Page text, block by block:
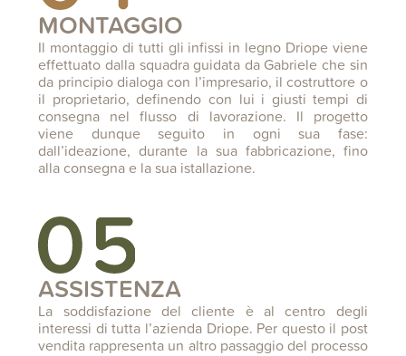
MONTAGGIO
Il montaggio di tutti gli infissi in legno Driope viene
effettuato dalla squadra guidata da Gabriele che sin
da principio dialoga con l’impresario, il costruttore o
il proprietario, definendo con lui i giusti tempi di
consegna nel flusso di lavorazione. Il progetto
viene dunque seguito in ogni sua fase:
dall’ideazione, durante la sua fabbricazione, fino
alla consegna e la sua istallazione.
ASSISTENZA
La soddisfazione del cliente è al centro degli
interessi di tutta l’azienda Driope. Per questo il post
vendita rappresenta un altro passaggio del processo